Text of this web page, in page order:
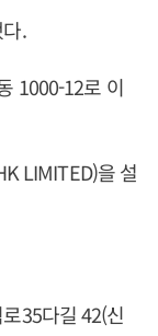
.
1000-12로 이
LIMITED)을 설
35다길 42(신